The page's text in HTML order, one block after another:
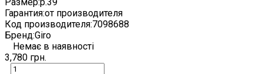
Гарантия:от производителя
Код производителя:7098688
Бренд:Giro
Немає в наявності
3,780 грн.